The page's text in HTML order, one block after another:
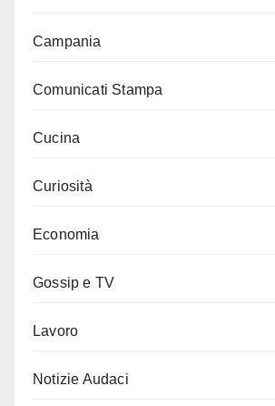
Campania
Comunicati Stampa
Cucina
Curiosità
Economia
Gossip e TV
Lavoro
Notizie Audaci